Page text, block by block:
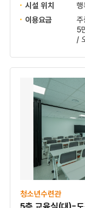
시설 위치
이용요금
5
/
청소년수련관